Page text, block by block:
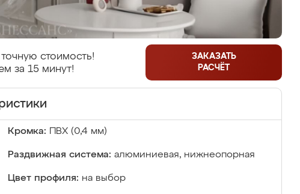
стоимость!
за 15 минут!
ЗАКАЗАТЬ
РАСЧЁТ
Кромка: ПВХ (0,4 мм)
Раздвижная система: алюминиевая, нижнеопорная
Цвет профиля: на выбор